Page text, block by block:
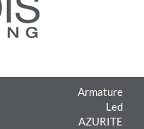
Armature
Led
AZURITE